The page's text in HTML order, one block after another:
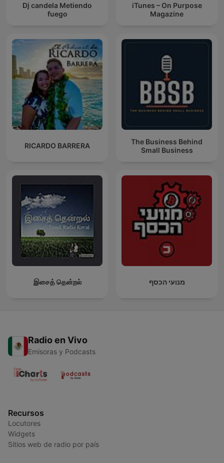
Dj candela Metiendo
fuego
iTunes – On Purpose
Magazine
RICARDO BARRERA
The Business Behind
Small Business
இசைத் தென்றல் מנועי הכסף
Radio en Vivo
Emisoras y Podcasts
Recursos
Locutores
Widgets
Sitios web de radio por país